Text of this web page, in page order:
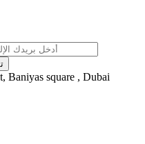
Baniyas square , Dubai